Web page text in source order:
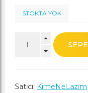
STOKTA YOK
Satıcı: KimeNeLazım